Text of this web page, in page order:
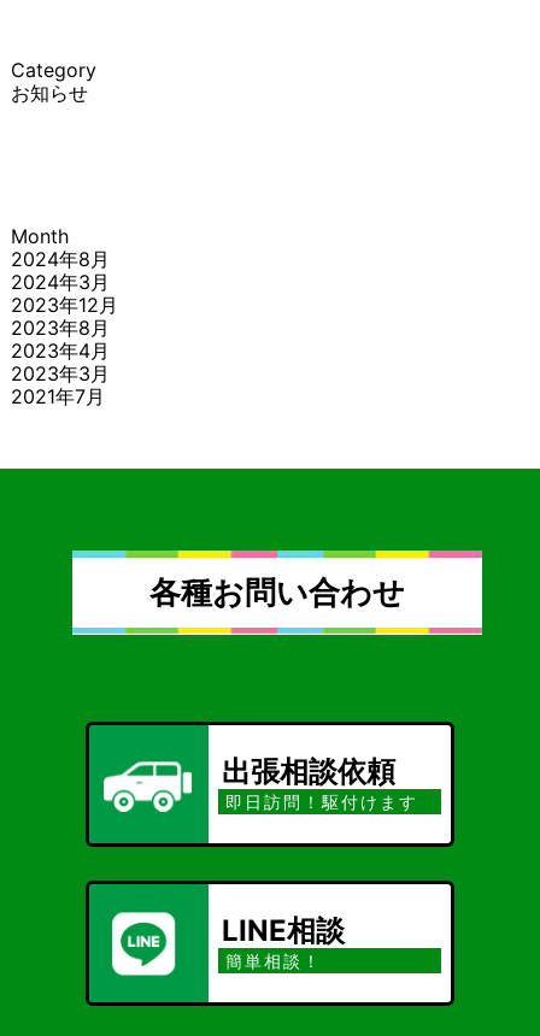
Category
お知らせ
Month
2024年8月
2024年3月
2023年12月
2023年8月
2023年4月
2023年3月
2021年7月
各種お問い合わせ
出張相談依頼
即日訪問！駆付けます
LINE相談
簡単相談！